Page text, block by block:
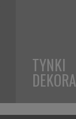
TYNKI